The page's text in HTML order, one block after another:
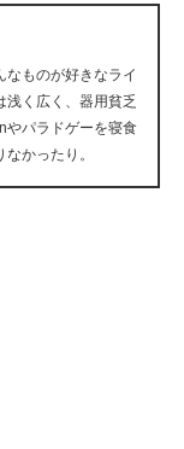
なものが好きなライ
浅く広く、器用貧乏
やパラドゲーを寝食
かったり。